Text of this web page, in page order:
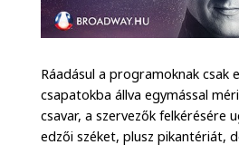
Ráadásul a programoknak csak
csapatokba állva egymással
csavar, a szervezők felkérésére
edzői széket, plusz pikantériát,